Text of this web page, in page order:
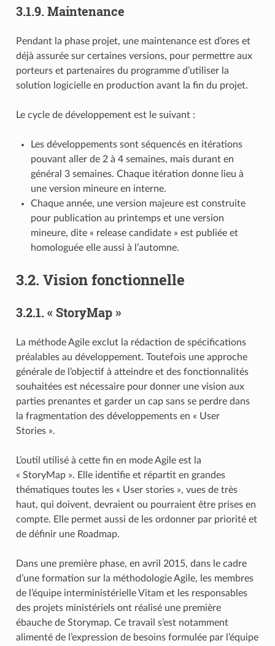
3.1.9. Maintenance
Pendant la phase projet, une maintenance est d’ores et
déjà assurée sur certaines versions, pour permettre aux
porteurs et partenaires du programme d’utiliser la
solution logicielle en production avant la fin du projet.
Le cycle de développement est le suivant :
Les développements sont séquencés en itérations
pouvant aller de 2 à 4 semaines, mais durant en
général 3 semaines. Chaque itération donne lieu à
une version mineure en interne.
Chaque année, une version majeure est construite
pour publication au printemps et une version
mineure, dite « release candidate » est publiée et
homologuée elle aussi à l’automne.
3.2. Vision fonctionnelle
3.2.1. « StoryMap »
La méthode Agile exclut la rédaction de spécifications
préalables au développement. Toutefois une approche
générale de l’objectif à atteindre et des fonctionnalités
souhaitées est nécessaire pour donner une vision aux
parties prenantes et garder un cap sans se perdre dans
la fragmentation des développements en « User
Stories ».
L’outil utilisé à cette fin en mode Agile est la
« StoryMap ». Elle identifie et répartit en grandes
thématiques toutes les « User stories », vues de très
haut, qui doivent, devraient ou pourraient être prises en
compte. Elle permet aussi de les ordonner par priorité et
de définir une Roadmap.
Dans une première phase, en avril 2015, dans le cadre
d’une formation sur la méthodologie Agile, les membres
de l’équipe interministérielle Vitam et les responsables
des projets ministériels ont réalisé une première
ébauche de Storymap. Ce travail s’est notamment
alimenté de l’expression de besoins formulée par l’équipe